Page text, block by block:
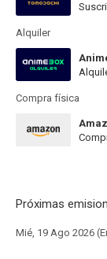
Alquiler
Compra física
Próximas
Mié, 19 Ago 2026